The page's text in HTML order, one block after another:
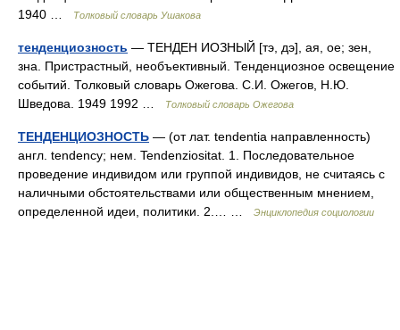
1940 …
Толковый словарь Ушакова
тенденциозность — ТЕНДЕН ИОЗНЫЙ [тэ, дэ], ая, ое; зен,
зна. Пристрастный, необъективный. Тенденциозное освещение
событий. Толковый словарь Ожегова. С.И. Ожегов, Н.Ю.
Шведова. 1949 1992 …
Толковый словарь Ожегова
ТЕНДЕНЦИОЗНОСТЬ — (от лат. tendentia направленность)
англ. tendency; нем. Tendenziositat. 1. Последовательное
проведение индивидом или группой индивидов, не считаясь с
наличными обстоятельствами или общественным мнением,
определенной идеи, политики. 2.… …
Энциклопедия социологии